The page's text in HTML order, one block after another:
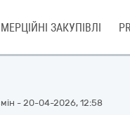
ЗАКУПІВЛІ
- 20-04-2026, 12:58